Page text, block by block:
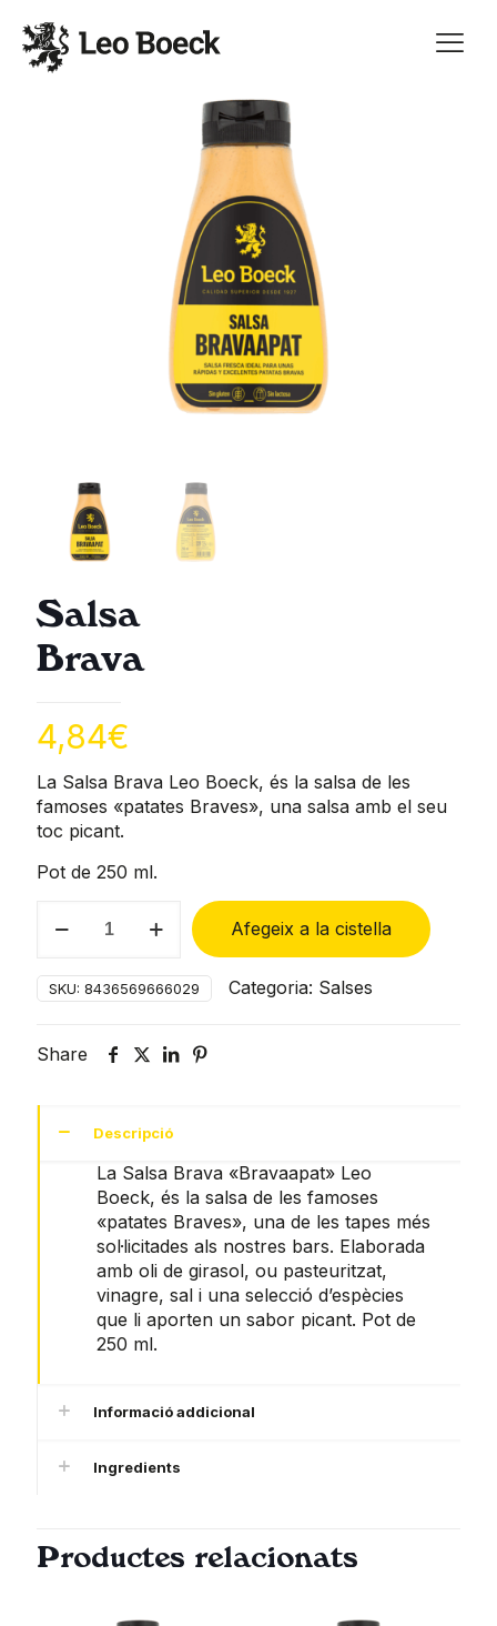
Salsa
Brava
4,84€
La Salsa Brava Leo Boeck, és la salsa de les
famoses «patates Braves», una salsa amb el seu
toc picant.
Pot de 250 ml.
de
Afegeix a la cistella
SKU: 8436569666029 Categoria: Salses
Share
Descripció
La Salsa Brava «Bravaapat» Leo
Boeck, és la salsa de les famoses
«patates Braves», una de les tapes més
sol·licitades als nostres bars. Elaborada
amb oli de girasol, ou pasteuritzat,
vinagre, sal i una selecció d’espècies
que li aporten un sabor picant. Pot de
250 ml.
Informació addicional
Ingredients
Productes relacionats